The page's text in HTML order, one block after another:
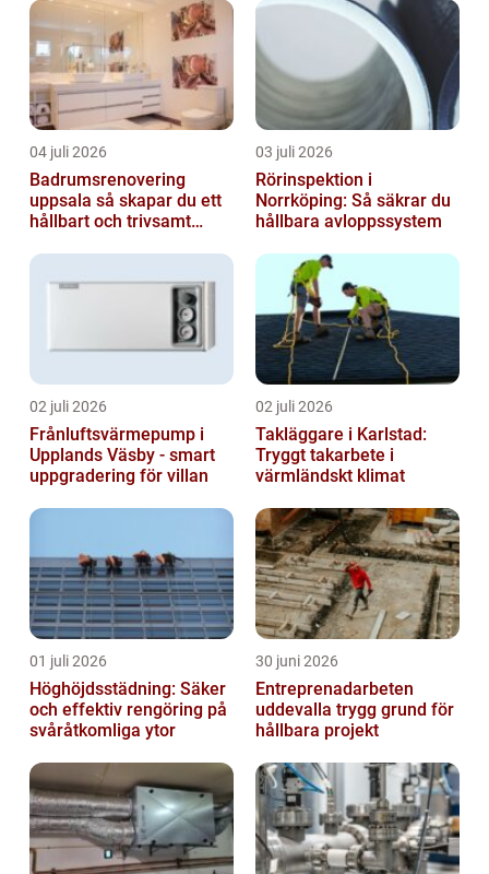
04 juli 2026
Badrumsrenovering
uppsala så skapar du ett
hållbart och trivsamt
03 juli 2026
Rörinspektion i
Norrköping: Så säkrar du
hållbara avloppssystem
02 juli 2026
Frånluftsvärmepump i
Upplands Väsby - smart
uppgradering för villan
02 juli 2026
Takläggare i Karlstad:
Tryggt takarbete i
värmländskt klimat
01 juli 2026
Höghöjdsstädning: Säker
och effektiv rengöring på
svåråtkomliga ytor
30 juni 2026
Entreprenadarbeten
uddevalla trygg grund för
hållbara projekt